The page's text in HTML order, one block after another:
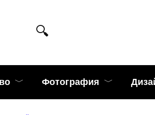
Фотография